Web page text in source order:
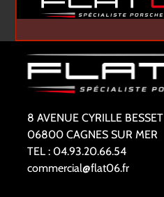
8 AVENUE CYRILLE BESSET
06800 CAGNES SUR MER
TEL : 04.93.20.66.54
commercial@flat06.fr